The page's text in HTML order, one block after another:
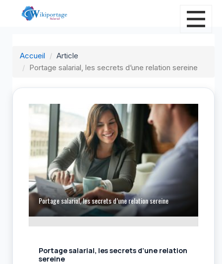
Accueil
Article
Portage salarial, les secrets d’une relation sereine
Portage salarial, les secrets d’une relation sereine
Portage salarial, les secrets d’une relation
sereine